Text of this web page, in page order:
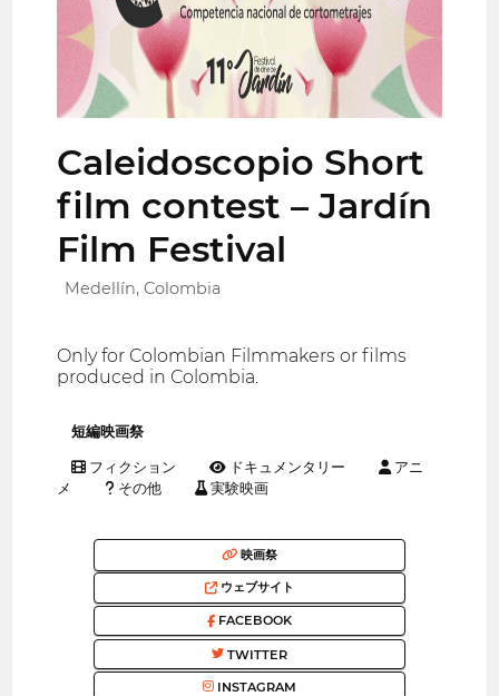
Caleidoscopio Short
film contest – Jardín
Film Festival
Medellín, Colombia
Only for Colombian Filmmakers or films
produced in Colombia.
短編映画祭
フィクション ドキュメンタリー
アニ
メ
その他 実験映画
映画祭
ウェブサイト
FACEBOOK
TWITTER
INSTAGRAM